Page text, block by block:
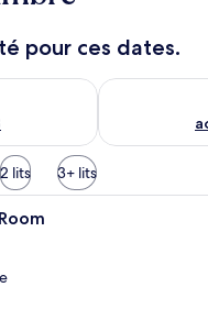
pour ces dates.
ce soir août 7 - août 8
Vérifier la
2 lits 3+ lits
Une chambre d’hôtel